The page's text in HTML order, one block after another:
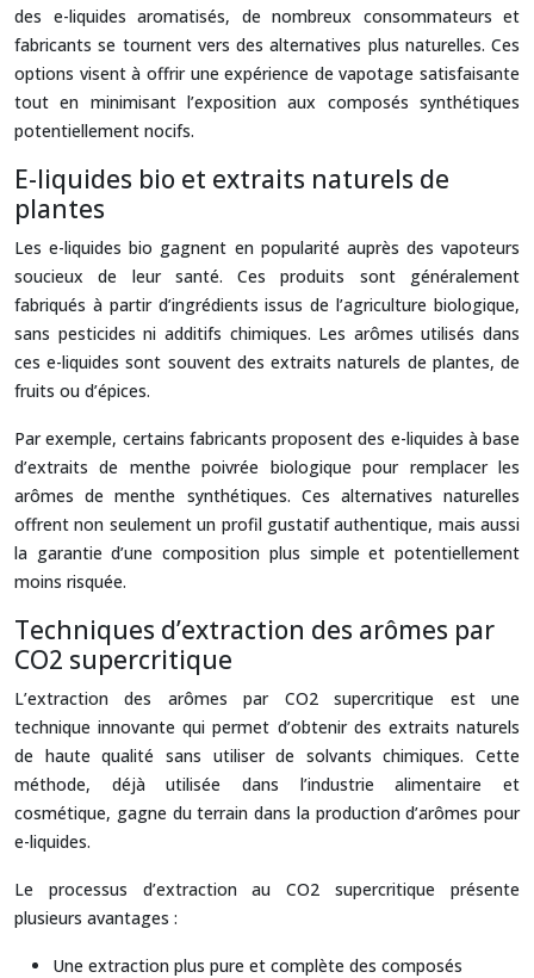
des e-liquides aromatisés, de nombreux consommateurs et
fabricants se tournent vers des alternatives plus naturelles. Ces
options visent à offrir une expérience de vapotage satisfaisante
tout en minimisant l’exposition aux composés synthétiques
potentiellement nocifs.
E-liquides bio et extraits naturels de
plantes
Les e-liquides bio gagnent en popularité auprès des vapoteurs
soucieux de leur santé. Ces produits sont généralement
fabriqués à partir d’ingrédients issus de l’agriculture biologique,
sans pesticides ni additifs chimiques. Les arômes utilisés dans
ces e-liquides sont souvent des extraits naturels de plantes, de
fruits ou d’épices.
Par exemple, certains fabricants proposent des e-liquides à base
d’extraits de menthe poivrée biologique pour remplacer les
arômes de menthe synthétiques. Ces alternatives naturelles
offrent non seulement un profil gustatif authentique, mais aussi
la garantie d’une composition plus simple et potentiellement
moins risquée.
Techniques d’extraction des arômes par
CO2 supercritique
L’extraction des arômes par CO2 supercritique est une
technique innovante qui permet d’obtenir des extraits naturels
de haute qualité sans utiliser de solvants chimiques. Cette
méthode, déjà utilisée dans l’industrie alimentaire et
cosmétique, gagne du terrain dans la production d’arômes pour
e-liquides.
Le processus d’extraction au CO2 supercritique présente
plusieurs avantages :
Une extraction plus pure et complète des composés